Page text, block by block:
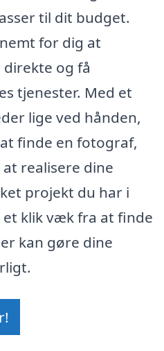
til dit budget.
for dig at
og få
tjenester. Med et
lige ved hånden,
finde en fotograf,
realisere dine
projekt du har i
klik væk fra at finde
kan gøre dine